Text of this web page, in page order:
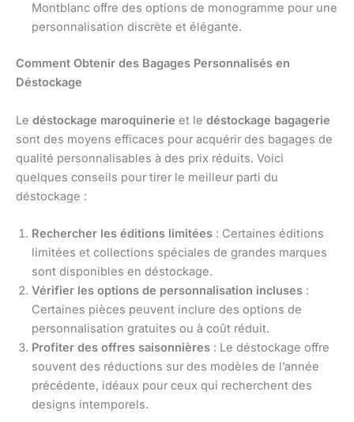
Montblanc offre des options de monogramme pour une
personnalisation discrète et élégante.
Comment Obtenir des Bagages Personnalisés en
Déstockage
Le déstockage maroquinerie et le déstockage bagagerie
sont des moyens efficaces pour acquérir des bagages de
qualité personnalisables à des prix réduits. Voici
quelques conseils pour tirer le meilleur parti du
déstockage :
Rechercher les éditions limitées : Certaines éditions
limitées et collections spéciales de grandes marques
sont disponibles en déstockage.
Vérifier les options de personnalisation incluses :
Certaines pièces peuvent inclure des options de
personnalisation gratuites ou à coût réduit.
Profiter des offres saisonnières : Le déstockage offre
souvent des réductions sur des modèles de l’année
précédente, idéaux pour ceux qui recherchent des
designs intemporels.